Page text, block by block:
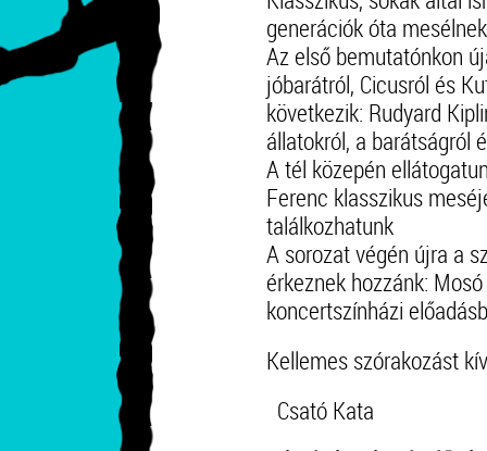
generációk óta
Az első bemutatónkon
jóbarátról, Cicusról és
következik: Rudyard
állatokról, a barátságról
A tél közepén
Ferenc klasszikus
találkozhatunk
A sorozat végén újra a
érkeznek hozzánk:
koncertszínházi
Kellemes szórakozást
Csató Kata